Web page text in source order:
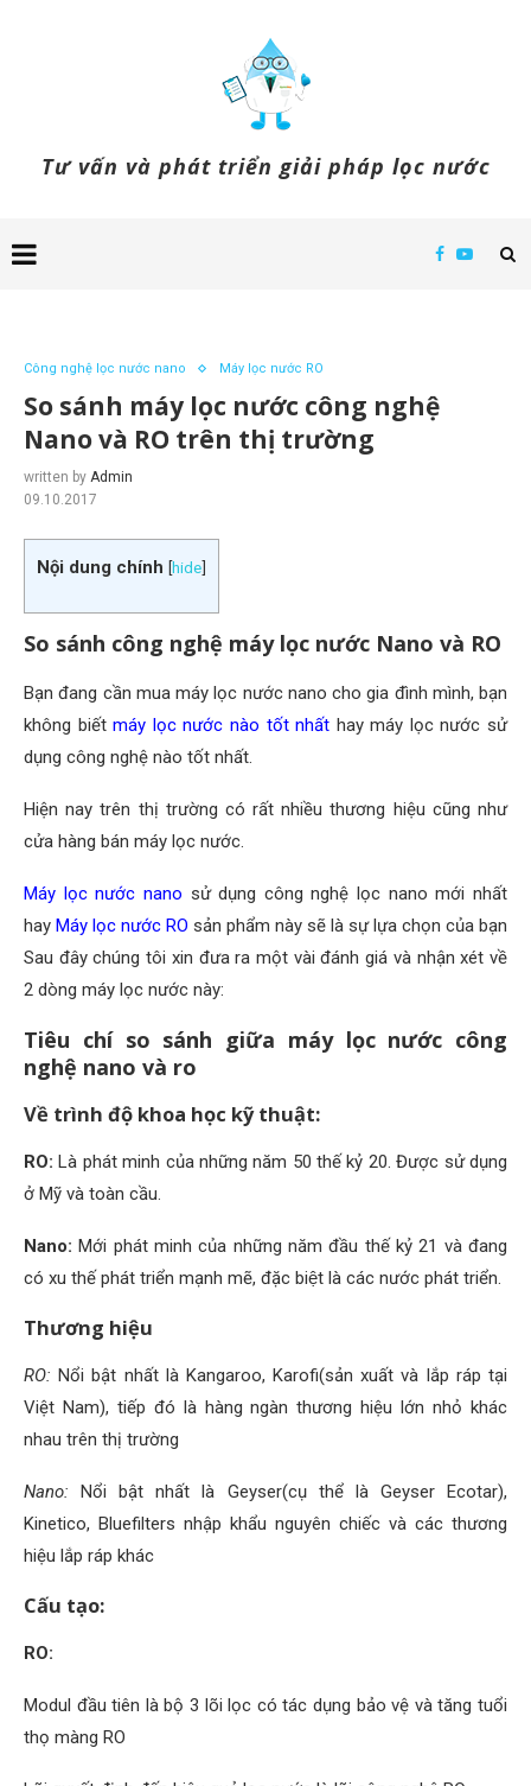
Tư vấn và phát triển giải pháp lọc nước
Công nghệ lọc nước nano Máy lọc nước RO
So sánh máy lọc nước công nghệ
Nano và RO trên thị trường
written by Admin
09.10.2017
Nội dung chính [hide]
So sánh công nghệ máy lọc nước Nano và RO
Bạn đang cần mua máy lọc nước nano cho gia đình mình, bạn
không biếtmáy lọc nước nào tốt nhất hay máy lọc nước sử
dụng công nghệ nào tốt nhất.
Hiện nay trên thị trường có rất nhiều thương hiệu cũng như
cửa hàng bán máy lọc nước.
Máy lọc nước nano sử dụng công nghệ lọc nano mới nhất
hay Máy lọc nước RO sản phẩm này sẽ là sự lựa chọn của bạn
Sau đây chúng tôi xin đưa ra một vài đánh giá và nhận xét về
2 dòng máy lọc nước này:
Tiêu chí so sánh giữa máy lọc nước công
nghệ nano và ro
Về trình độ khoa học kỹ thuật:
RO: Là phát minh của những năm 50 thế kỷ 20. Được sử dụng
ở Mỹ và toàn cầu.
Nano: Mới phát minh của những năm đầu thế kỷ 21 và đang
có xu thế phát triển mạnh mẽ, đặc biệt là các nước phát triển.
Thương hiệu
RO: Nổi bật nhất là Kangaroo, Karofi(sản xuất và lắp ráp tại
Việt Nam), tiếp đó là hàng ngàn thương hiệu lớn nhỏ khác
nhau trên thị trường
Nano: Nổi bật nhất là Geyser(cụ thể là Geyser Ecotar),
Kinetico, Bluefilters nhập khẩu nguyên chiếc và các thương
hiệu lắp ráp khác
Cấu tạo:
RO:
Modul đầu tiên là bộ 3 lõi lọc có tác dụng bảo vệ và tăng tuổi
thọ màng RO